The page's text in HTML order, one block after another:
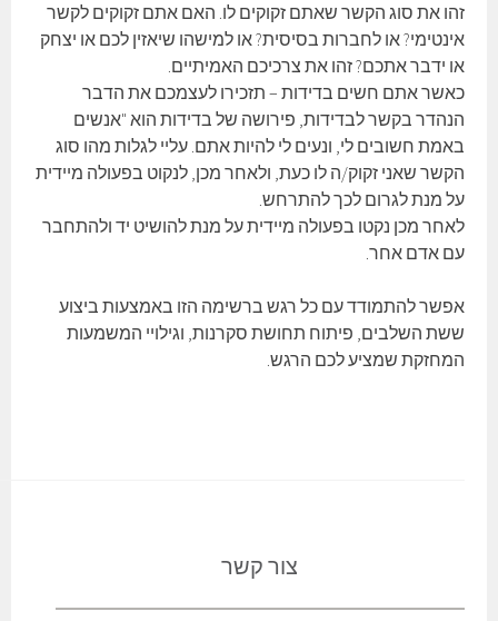
זהו את סוג הקשר שאתם זקוקים לו. האם אתם זקוקים לקשר
אינטימי? או לחברות בסיסית? או למישהו שיאזין לכם או יצחק
או ידבר אתכם? זהו את צרכיכם האמיתיים.
כאשר אתם חשים בדידות – תזכירו לעצמכם את הדבר
הנהדר בקשר לבדידות, פירושה של בדידות הוא "אנשים
באמת חשובים לי, ונעים לי להיות אתם. עליי לגלות מהו סוג
הקשר שאני זקוק/ה לו כעת, ולאחר מכן, לנקוט בפעולה מיידית
על מנת לגרום לכך להתרחש.
לאחר מכן נקטו בפעולה מיידית על מנת להושיט יד ולהתחבר
עם אדם אחר.
אפשר להתמודד עם כל רגש ברשימה הזו באמצעות ביצוע
ששת השלבים, פיתוח תחושת סקרנות, וגילויי המשמעות
המחזקת שמציע לכם הרגש.
צור קשר